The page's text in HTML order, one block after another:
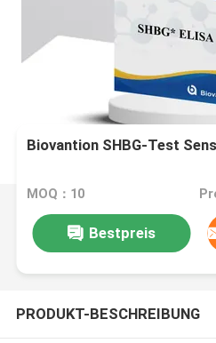
Biovantion SHBG-Test
MOQ：10
Bestpreis
PRODUKT-BESCHREIBUNG